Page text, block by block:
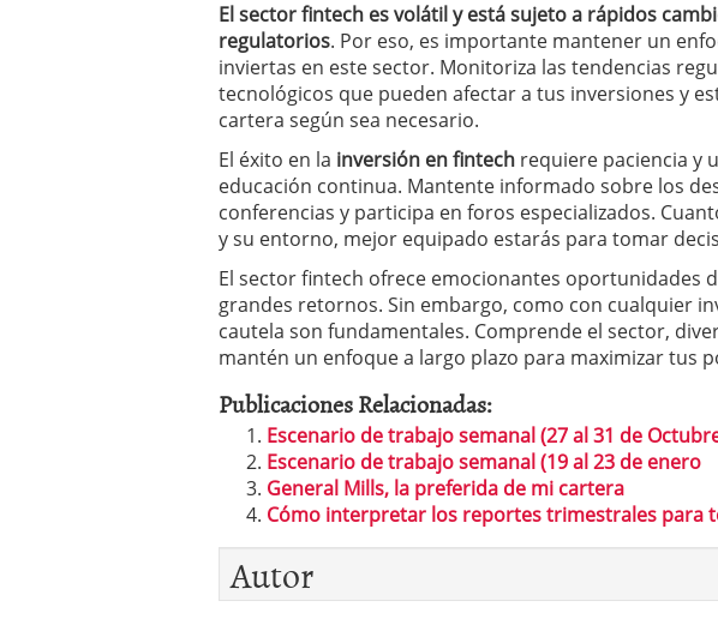
El sector fintech es volátil y está sujeto a rápidos
regulatorios. Por eso, es importante mantener un
inviertas en este sector. Monitoriza las tendencias
tecnológicos que pueden afectar a tus inversiones y
cartera según sea necesario.
El éxito en la inversión en fintech requiere paciencia y
educación continua. Mantente informado sobre los
conferencias y participa en foros especializados.
y su entorno, mejor equipado estarás para tomar
El sector fintech ofrece emocionantes oportunidades
grandes retornos. Sin embargo, como con cualquier
cautela son fundamentales. Comprende el sector,
mantén un enfoque a largo plazo para maximizar tus
Publicaciones Relacionadas:
Escenario de trabajo semanal (27 al 31 de
Escenario de trabajo semanal (19 al 23 de enero
General Mills, la preferida de mi cartera
Cómo interpretar los reportes trimestrales para
Autor